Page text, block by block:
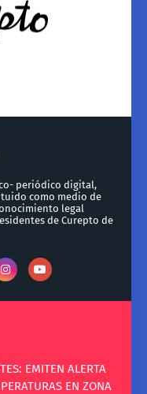
periódico digital,
como medio de
legal
de Curepto de
EMITEN ALERTA
EN ZONA